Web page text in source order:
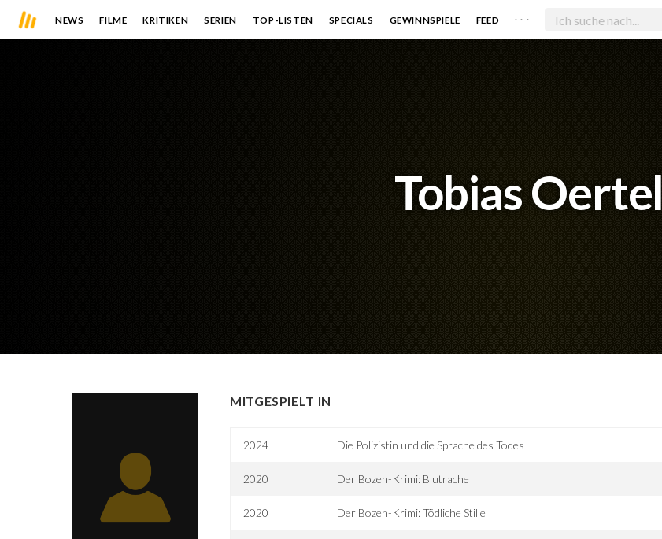
NEWS FILME KRITIKEN SERIEN TOP-LISTEN SPECIALS GEWINNSPIELE FEED . . .
Tobias Oertel
MITGESPIELT IN
2024 Die Polizistin und die Sprache des Todes
2020 Der Bozen-Krimi: Blutrache
2020 Der Bozen-Krimi: Tödliche Stille